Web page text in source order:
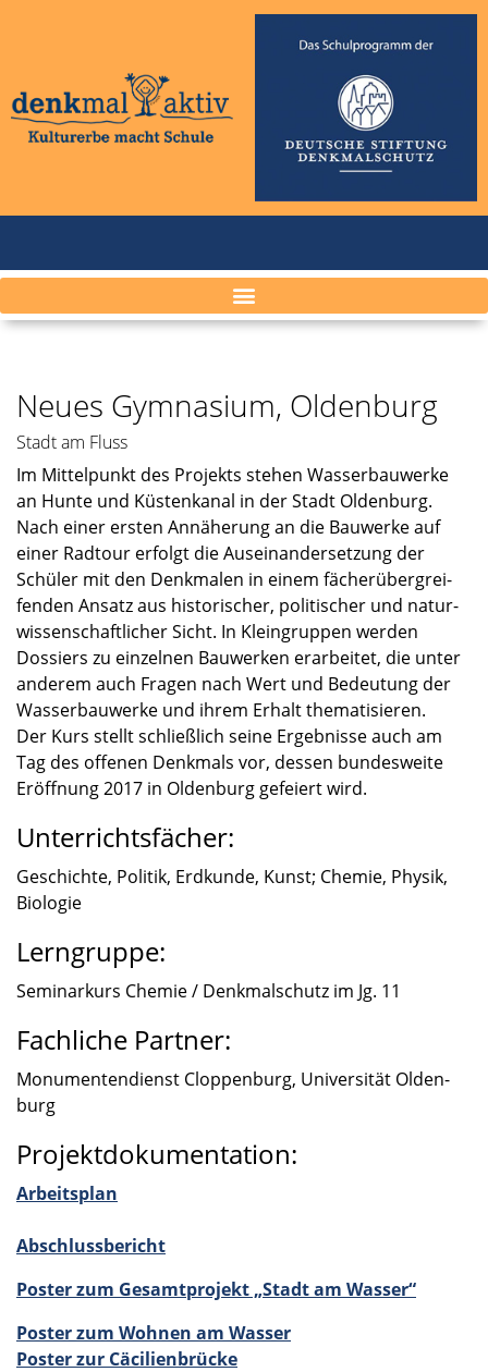
Neues Gymnasium, Oldenburg
Stadt am Fluss
Im Mittel­punkt des Projekts stehen Wasser­bau­werke
an Hunte und Küsten­ka­nal in der Stadt Olden­burg.
Nach einer ersten Annähe­rung an die Bauwerke auf
einer Radtour erfolgt die Ausein­an­der­set­zung der
Schüler mit den Denkma­len in einem fächer­über­grei­
fen­den Ansatz aus histo­ri­scher, politi­scher und natur­
wis­sen­schaft­li­cher Sicht. In Klein­grup­pen werden
Dossiers zu einzel­nen Bauwer­ken erarbei­tet, die unter
anderem auch Fragen nach Wert und Bedeu­tung der
Wasser­bau­werke und ihrem Erhalt thema­ti­sie­ren.
Der Kurs stellt schließ­lich seine Ergeb­nisse auch am
Tag des offenen Denkmals vor, dessen bundes­weite
Eröff­nung 2017 in Olden­burg gefei­ert wird.
Unterrichtsfächer:
Geschichte, Politik, Erdkunde, Kunst; Chemie, Physik,
Biolo­gie
Lerngruppe:
Seminar­kurs Chemie / Denkmal­schutz im Jg. 11
Fachliche Partner:
Monumen­ten­dienst Cloppen­burg, Univer­si­tät Olden­
burg
Projektdokumentation:
Arbeits­plan
Abschluss­be­richt
Poster zum Gesamt­pro­jekt „Stadt am Wasser“
Poster zum Wohnen am Wasser
Poster zur Cäcili­en­brü­cke